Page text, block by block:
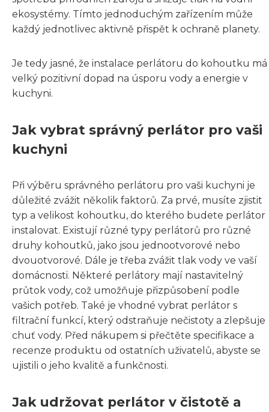
ekosystémy. Tímto jednoduchým zařízením může
každý jednotlivec aktivně přispět k ochraně planety.
Je tedy jasné, že instalace perlátoru do kohoutku má
velký pozitivní dopad na úsporu vody a energie v
kuchyni.
Jak vybrat správný perlátor pro vaši
kuchyni
Při výběru správného perlátoru pro vaši kuchyni je
důležité zvážit několik faktorů. Za prvé, musíte zjistit
typ a velikost kohoutku, do kterého budete perlátor
instalovat. Existují různé typy perlátorů pro různé
druhy kohoutků, jako jsou jednootvorové nebo
dvouotvorové. Dále je třeba zvážit tlak vody ve vaší
domácnosti. Některé perlátory mají nastavitelný
průtok vody, což umožňuje přizpůsobení podle
vašich potřeb. Také je vhodné vybrat perlátor s
filtrační funkcí, který odstraňuje nečistoty a zlepšuje
chuť vody. Před nákupem si přečtěte specifikace a
recenze produktu od ostatních uživatelů, abyste se
ujistili o jeho kvalitě a funkčnosti.
Jak udržovat perlátor v čistotě a